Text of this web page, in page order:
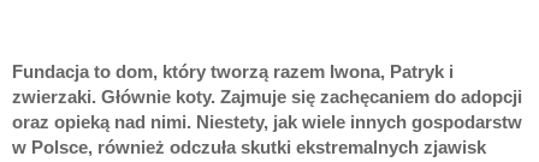
Fundacja to dom, który tworzą razem Iwona, Patryk i
zwierzaki. Głównie koty. Zajmuje się zachęcaniem do adopcji
oraz opieką nad nimi. Niestety, jak wiele innych gospodarstw
w Polsce, również odczuła skutki ekstremalnych zjawisk